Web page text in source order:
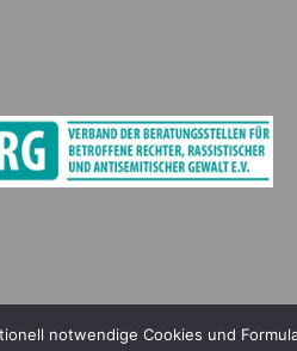
notwendige Cookies und